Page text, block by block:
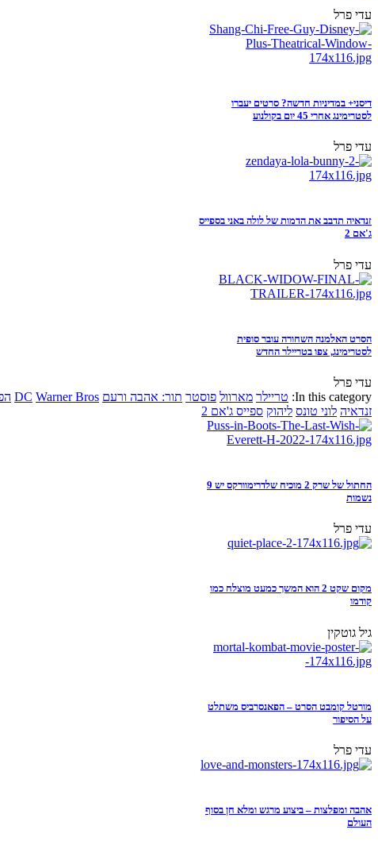
עדי פרל
דיסני+ במדיניות חדשה? סרטים יעברו
לסטרימינג אחרי 45 יום בקולנוע
עדי פרל
זנדאיה תדבב את הדמות של לולה באני בספייס
ג'אם 2
עדי פרל
הסרט האלמנה השחורה עובר סופית
לסטרימינג, צפו בטריילר החדש
עדי פרל
In this category: טריילר מארוול פוסטר תור: אהבה ורעם DC Warner Bros
זנדאיה לוני טונס ליהוק ספייס ג'אם 2
החתול של שרק 2 מוכיח שלדרימוורקס יש 9
נשמות
עדי פרל
מקום שקט 2 הוא המשך כמעט מוצלח כמו
קודמו
גיל גוטקין
מורטל קומבט הסרט – הפאנסרביס משתלט
על הסיפור
עדי פרל
אהבה ומפלצות – ביצוע מרגש ומלא חן בסוף
העולם